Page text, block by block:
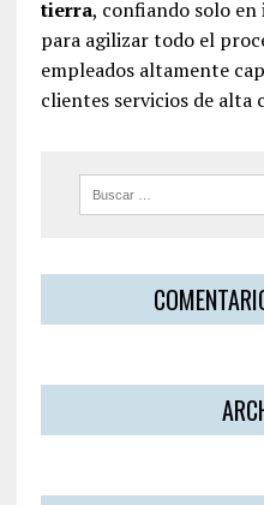
tierra, confiando solo en
para agilizar todo el
empleados altamente
clientes servicios de alta